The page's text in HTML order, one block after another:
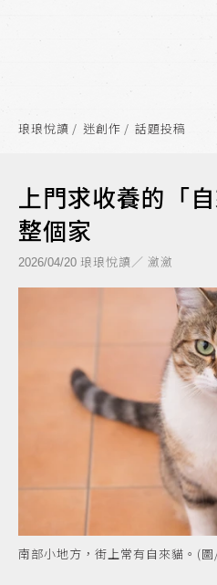
琅琅悅讀 迷創作 話題投稿
上門求收養的「
整個家
2026/04/20 琅琅悅讀／ 瀲瀲
南部小地方，街上常有自來貓。(